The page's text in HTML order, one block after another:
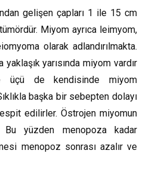
gelişen çapları 1 ile 15 cm
Miyom ayrıca leimyom,
olarak adlandırılmakta.
yaklaşık yarısında miyom vardır
üçü de kendisinde miyom
başka bir sebepten dolayı
edilirler. Östrojen miyomun
yüzden menopoza kadar
menopoz sonrası azalır ve